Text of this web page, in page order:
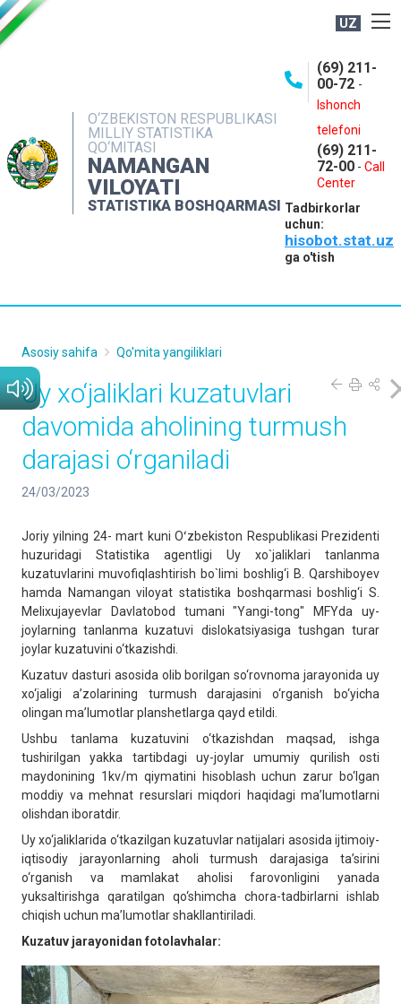
UZ
O‘ZBEKISTON RESPUBLIKASI
MILLIY STATISTIKA
QO‘MITASI
NAMANGAN
VILOYATI
STATISTIKA BOSHQARMASI
(69) 211-
00-72 -
Ishonch
telefoni
(69) 211-
72-00 - Call
Center
Tadbirkorlar
uchun:
hisobot.stat.uz
ga o'tish
NASHRLAR
INTERAKTIV XIZMATLAR
MATBUOT XIZMATI
MUROJAATLAR
Asosiy sahifa Qo'mita yangiliklari
Uy xo‘jaliklari kuzatuvlari
davomida aholining turmush
darajasi o‘rganiladi
24/03/2023
Joriy yilning 24- mart kuni Oʻzbekiston Respublikasi Prezidenti
huzuridagi Statistika agentligi Uy xo`jaliklari tanlanma
kuzatuvlarini muvofiqlashtirish bo`limi boshlig‘i B. Qarshiboyev
hamda Namangan viloyat statistika boshqarmasi boshlig‘i S.
Melixujayevlar Davlatobod tumani "Yangi-tong" MFYda uy-
joylarning tanlanma kuzatuvi dislokatsiyasiga tushgan turar
joylar kuzatuvini o‘tkazishdi.
Kuzatuv dasturi asosida olib borilgan so‘rovnoma jarayonida uy
xo‘jaligi a’zolarining turmush darajasini o‘rganish bo‘yicha
olingan ma’lumotlar planshetlarga qayd etildi.
Ushbu tanlama kuzatuvini o‘tkazishdan maqsad, ishga
tushirilgan yakka tartibdagi uy-joylar umumiy qurilish osti
maydonining 1kv/m qiymatini hisoblash uchun zarur bo‘lgan
moddiy va mehnat resurslari miqdori haqidagi ma’lumotlarni
olishdan iboratdir.
Uy xo‘jaliklarida o‘tkazilgan kuzatuvlar natijalari asosida ijtimoiy-
iqtisodiy jarayonlarning aholi turmush darajasiga ta’sirini
o‘rganish va mamlakat aholisi farovonligini yanada
yuksaltirishga qaratilgan qo‘shimcha chora-tadbirlarni ishlab
chiqish uchun ma’lumotlar shakllantiriladi.
Kuzatuv jarayonidan fotolavhalar: